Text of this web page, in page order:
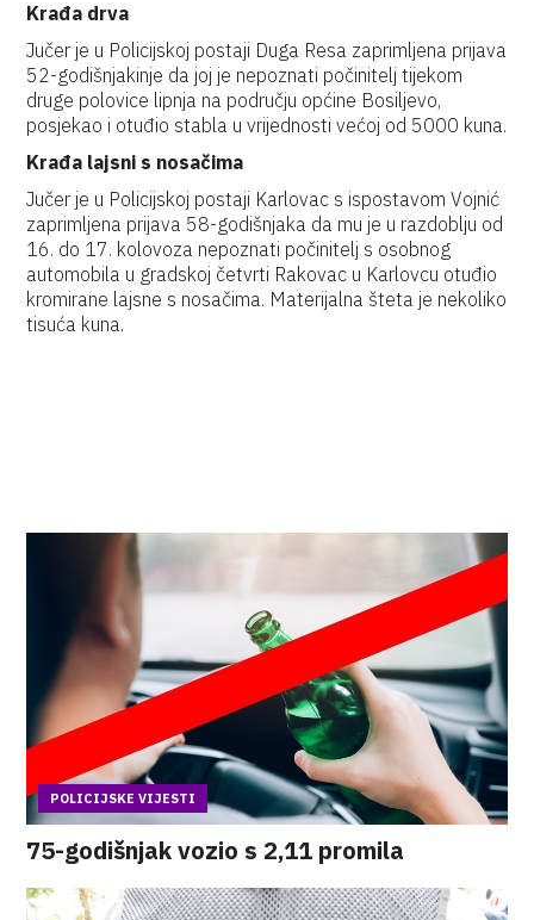
Krađa drva
Jučer je u Policijskoj postaji Duga Resa zaprimljena prijava
52-godišnjakinje da joj je nepoznati počinitelj tijekom
druge polovice lipnja na području općine Bosiljevo,
posjekao i otuđio stabla u vrijednosti većoj od 5000 kuna.
Krađa lajsni s nosačima
Jučer je u Policijskoj postaji Karlovac s ispostavom Vojnić
zaprimljena prijava 58-godišnjaka da mu je u razdoblju od
16. do 17. kolovoza nepoznati počinitelj s osobnog
automobila u gradskoj četvrti Rakovac u Karlovcu otuđio
kromirane lajsne s nosačima. Materijalna šteta je nekoliko
tisuća kuna.
POLICIJSKE VIJESTI
75-godišnjak vozio s 2,11 promila